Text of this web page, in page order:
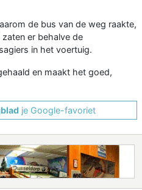
de bus van de weg raakte,
er behalve de
in het voertuig.
en maakt het goed,
je Google-favoriet